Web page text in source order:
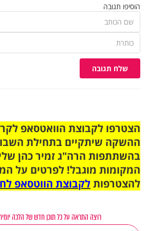
הוסיפו תגובה
שלח תגובה
ההשקה שיתקיים בתחילת
בהשתתפות הרה"ג זמיר כהן
המקומות מוגבל! לפרטים על
להצטרפותלקבוצת הווטסאפ
רוצה התראה על כל תוכן חדש של הלכה